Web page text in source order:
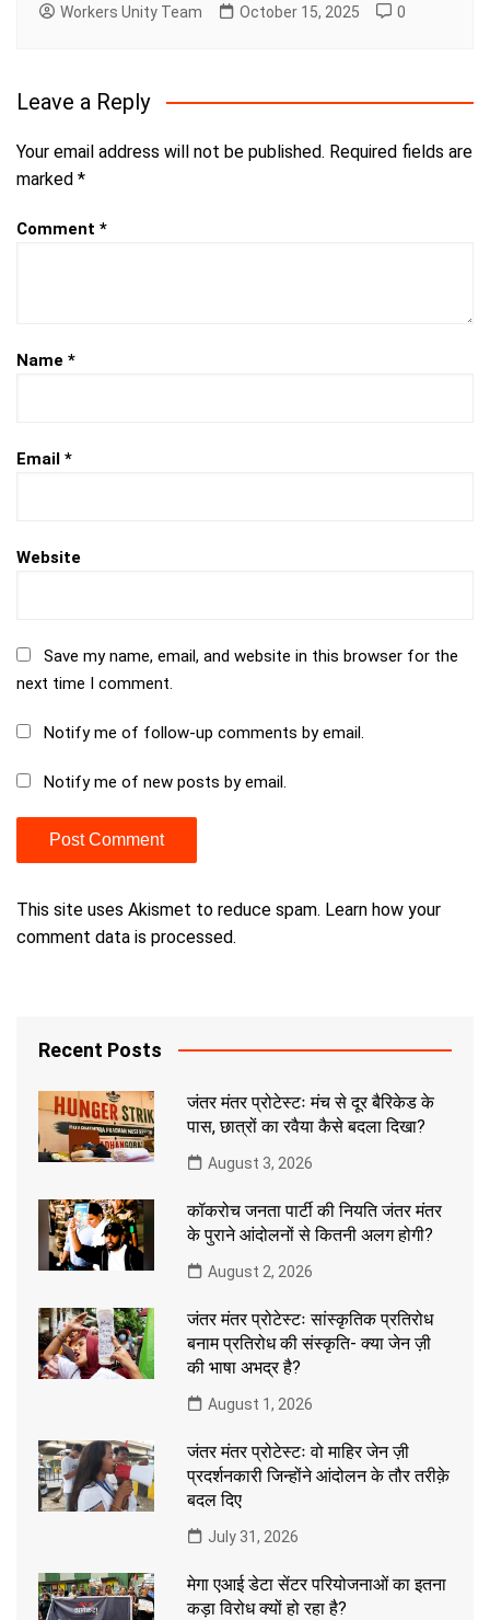
Workers Unity Team October 15, 2025 0
Leave a Reply
Your email address will not be published. Required fields are
marked *
Comment *
Name *
Email *
Website
Save my name, email, and website in this browser for the
next time I comment.
Notify me of follow-up comments by email.
Notify me of new posts by email.
This site uses Akismet to reduce spam. Learn how your
comment data is processed.
Recent Posts
जंतर मंतर प्रोटेस्टः मंच से दूर बैरिकेड के
पास, छात्रों का रवैया कैसे बदला दिखा?
August 3, 2026
कॉकरोच जनता पार्टी की नियति जंतर मंतर
के पुराने आंदोलनों से कितनी अलग होगी?
August 2, 2026
जंतर मंतर प्रोटेस्टः सांस्कृतिक प्रतिरोध
बनाम प्रतिरोध की संस्कृति- क्या जेन ज़ी
की भाषा अभद्र है?
August 1, 2026
जंतर मंतर प्रोटेस्टः वो माहिर जेन ज़ी
प्रदर्शनकारी जिन्होंने आंदोलन के तौर तरीक़े
बदल दिए
July 31, 2026
मेगा एआई डेटा सेंटर परियोजनाओं का इतना
कड़ा विरोध क्यों हो रहा है?